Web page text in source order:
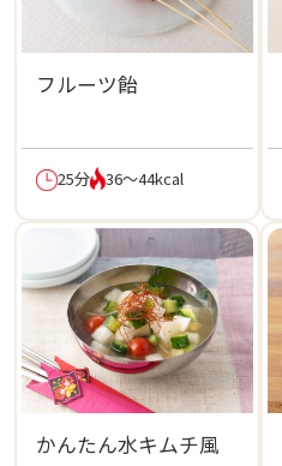
フルーツ飴
25分 36～44kcal
かんたん水キムチ風